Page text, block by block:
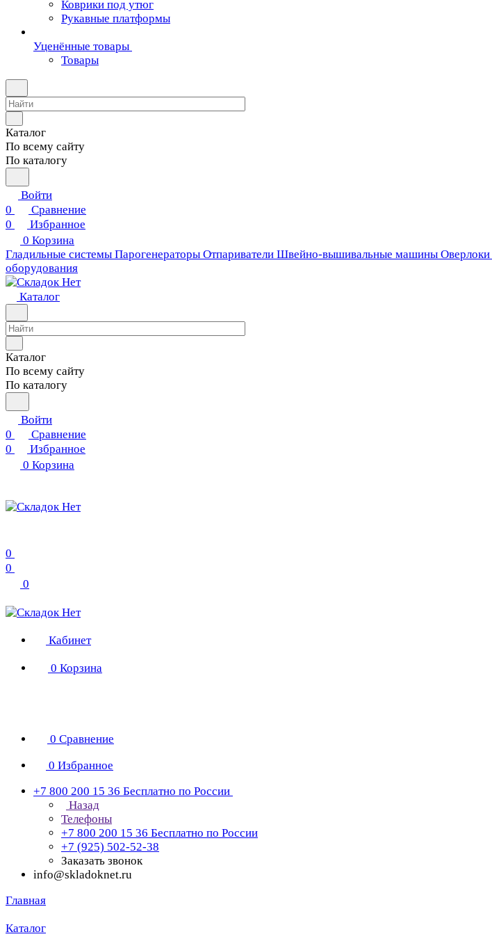
Коврики под утюг
Рукавные платформы
Уценённые товары
Товары
Каталог
По всему сайту
По каталогу
Войти
0
Сравнение
0
Избранное
0 Корзина
Гладильные системы Парогенераторы Отпариватели Швейно-вышивальные машины Оверлоки
оборудования
Каталог
Каталог
По всему сайту
По каталогу
Войти
0
Сравнение
0
Избранное
0 Корзина
0
0
0
Кабинет
0 Корзина
0 Сравнение
0 Избранное
+7 800 200 15 36 Бесплатно по России
Назад
Телефоны
+7 800 200 15 36 Бесплатно по России
+7 (925) 502-52-38
Заказать звонок
info@skladoknet.ru
Главная
Каталог